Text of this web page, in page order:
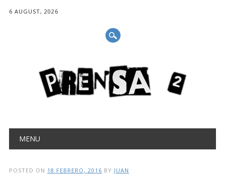
6 AUGUST, 2026
Main menu
MENU
POSTED ON 18 FEBRERO, 2016 BY JUAN